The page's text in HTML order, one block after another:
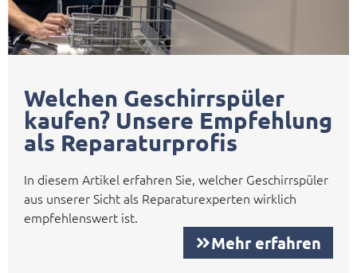
Welchen Geschirrspüler
kaufen? Unsere Empfehlung
als Reparaturprofis
In diesem Artikel erfahren Sie, welcher Geschirrspüler
aus unserer Sicht als Reparaturexperten wirklich
empfehlenswert ist.
Mehr erfahren